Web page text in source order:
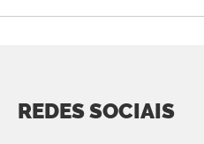
REDES SOCIAIS